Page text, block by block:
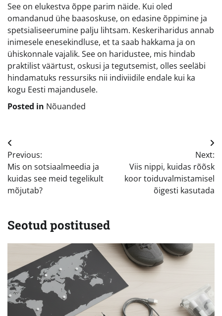
See on elukestva õppe parim näide. Kui oled
omandanud ühe baasoskuse, on edasine õppimine ja
spetsialiseerumine palju lihtsam. Keskeriharidus annab
inimesele enesekindluse, et ta saab hakkama ja on
ühiskonnale vajalik. See on haridustee, mis hindab
praktilist väärtust, oskusi ja tegutsemist, olles seeläbi
hindamatuks ressursiks nii indiviidile endale kui ka
kogu Eesti majandusele.
Posted in Nõuanded
Navigeerimine
Previous:
Mis on sotsiaalmeedia ja
kuidas see meid tegelikult
mõjutab?
Next:
Viis nippi, kuidas rõõsk
koor toiduvalmistamisel
õigesti kasutada
Seotud postitused